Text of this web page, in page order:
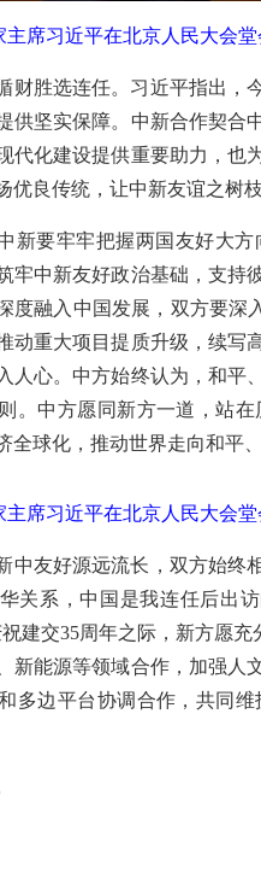
主席习近平在北京人民大会
财胜选连任。习近平指出，
供坚实保障。中新合作契
代化建设提供重要助力，
优良传统，让中新友谊之树
新要牢牢把握两国友好大
牢中新友好政治基础，支持
度融入中国发展，双方要深
动重大项目提质升级，续写
人心。中方始终认为，和平
。中方愿同新方一道，站
全球化，推动世界走向和平
主席习近平在北京人民大会
中友好源远流长，双方始终
关系，中国是我连任后出
建交35周年之际，新方愿
新能源等领域合作，加强人
多边平台协调合作，共同